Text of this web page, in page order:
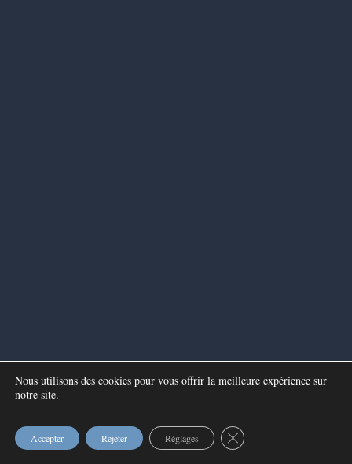
Nous utilisons des cookies pour vous offrir la meilleure expérience sur
notre site.
Accepter Rejeter Réglages Fermer la bannière des